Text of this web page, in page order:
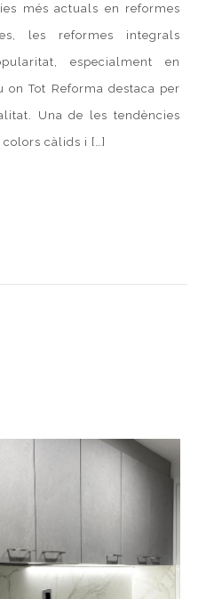
més actuals en reformes
les reformes integrals
especialment en
on Tot Reforma destaca per
Una de les tendències
colors càlids i […]